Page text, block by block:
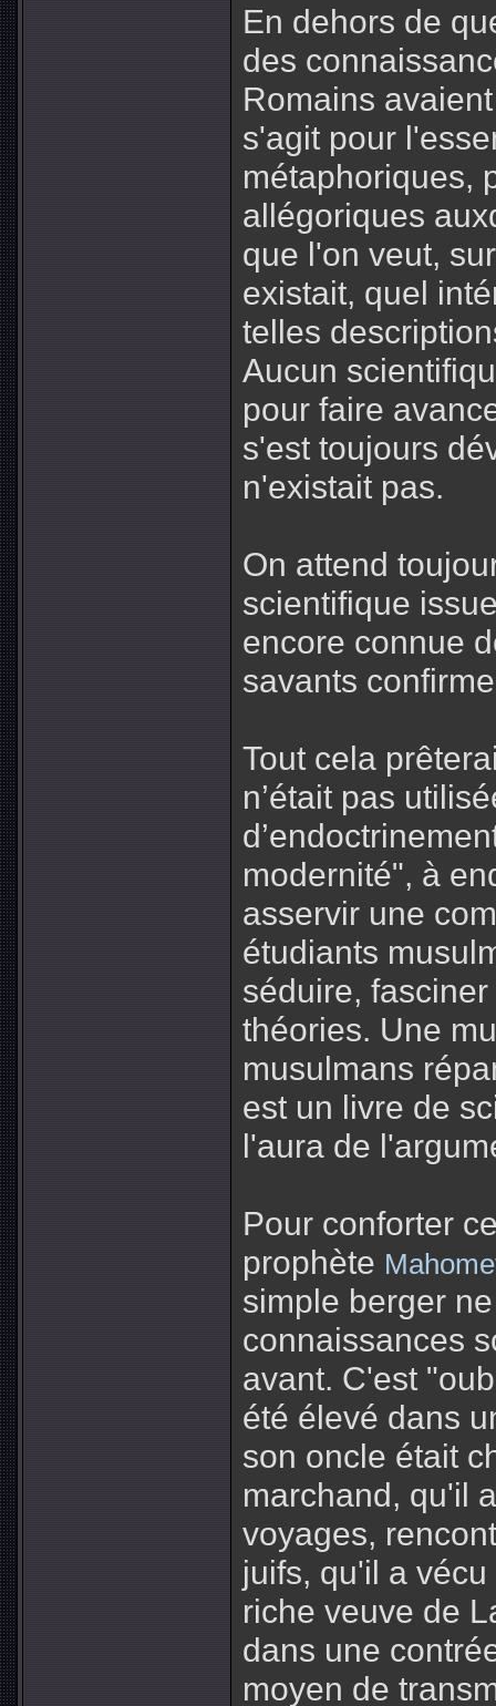
En dehors de
des
Romains
s'agit pour
métaphoriques,
allégoriques
que l'on veut,
existait, quel
telles
Aucun
pour faire
s'est toujours
n'existait pas.
On attend
scientifique
encore connue
savants
Tout cela
n’était pas
modernité", à
asservir une
étudiants
séduire,
théories. Une
musulmans
est un livre de
l'aura de
Pour conforter
prophète
simple berger
connaissances
avant. C'est
été élevé dans
son oncle était
marchand, qu'il
voyages,
juifs, qu'il a
riche veuve de
dans une
moyen de